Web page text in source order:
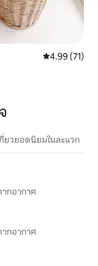
คะแนนเฉลี่ย
4.99 (71)
ยวยอดนิยมในละแวก
กอากาศ
กอากาศ